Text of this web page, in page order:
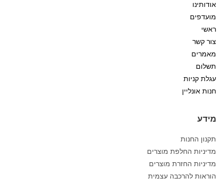
מידע
תקנון החנות
מדיניות החלפת מוצרים
מדיניות החזרת מוצרים
הוראות להרכבה עצמית
אודותינו
מועדפים
ראשי
צור קשר
מאמרים
תשלום
עגלת קניות
חנות אונליין